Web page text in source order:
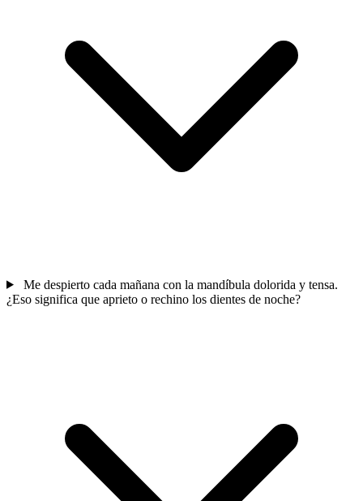
Me despierto cada mañana con la mandíbula dolorida y tensa.
¿Eso significa que aprieto o rechino los dientes de noche?